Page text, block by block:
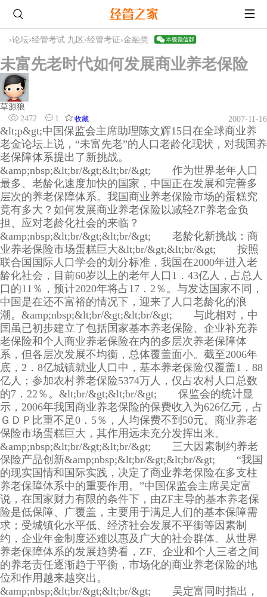
›论坛›经管考试 九区 ›经管考证›金融类
未富先老时代如何发展商业养老保险
草源狼
2472
1 收藏 2007-11-16
&lt;p&gt;中国保监会主席助理陈文辉15日在全球商业养
老金论坛上说，“未富先老”的人口老龄化现状，对我国养
老保障体系提出了新挑战。
&amp;nbsp;&lt;br/&gt;&lt;br/&gt; 作为世界老年人口
最多、老龄化速度加快的国家，中国正在发展和完善多
层次的养老保障体系。我国商业养老保险市场的蛋糕究
竟有多大？如何发展商业养老保险以减轻ZF养老金负
担、应对老龄化社会的来临？
&amp;nbsp;&lt;br/&gt;&lt;br/&gt; 老龄化新挑战：商
业养老保险市场蛋糕巨大&lt;br/&gt;&lt;br/&gt; 按照
联合国国际人口学会的划分标准，我国在2000年进入老
龄化社会，目前60岁以上的老年人口1．43亿人，占总人
口的11％，预计2020年将占17．2％。与发达国家不同，
中国是在还不富裕的情况下，迎来了人口老龄化的浪
潮。&amp;nbsp;&lt;br/&gt;&lt;br/&gt; 与此相对，中
国虽已初步建立了包括国家基本养老保险、企业补充养
老保险和个人商业养老保险在内的多层次养老保障体
系，但各层次发展不均衡，总体覆盖面小。截至2006年
底，2．8亿城镇就业人口中，基本养老保险仅覆盖1．88
亿人；参加农村养老保险5374万人，仅占农村人口总数
的7．22％。&lt;br/&gt;&lt;br/&gt; 保监会的统计显
示，2006年我国商业养老保险的保费收入为626亿元，占
ＧＤＰ比重不足0．5％，人均保费不到50元。商业养老
保险市场蛋糕巨大，其作用远未充分发挥出来。
&amp;nbsp;&lt;br/&gt;&lt;br/&gt; 三大因素制约养老
保险产品创新&amp;nbsp;&lt;br/&gt;&lt;br/&gt; “我国
的现实国情和国际实践，决定了商业养老保险在多支柱
养老保障体系中的重要作用。”中国保监会主席吴定富
说，在国家财力有限的条件下，由ZF主导的基本养老保
险是低保障、广覆盖，主要用于满足人们的基本保障需
求；受城镇化水平低、经济社会发展不平衡等因素制
约，企业年金制度还难以惠及广大的社会群体。从世界
养老保障体系的发展趋势看，ZF、企业和个人三者之间
的养老责任逐渐趋于平衡，市场化的商业养老保险的地
位和作用越来越突出。
&amp;nbsp;&lt;br/&gt;&lt;br/&gt; 吴定富同时指出，